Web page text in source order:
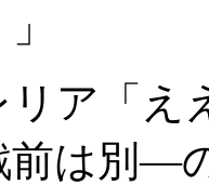
ア「え
前は別―